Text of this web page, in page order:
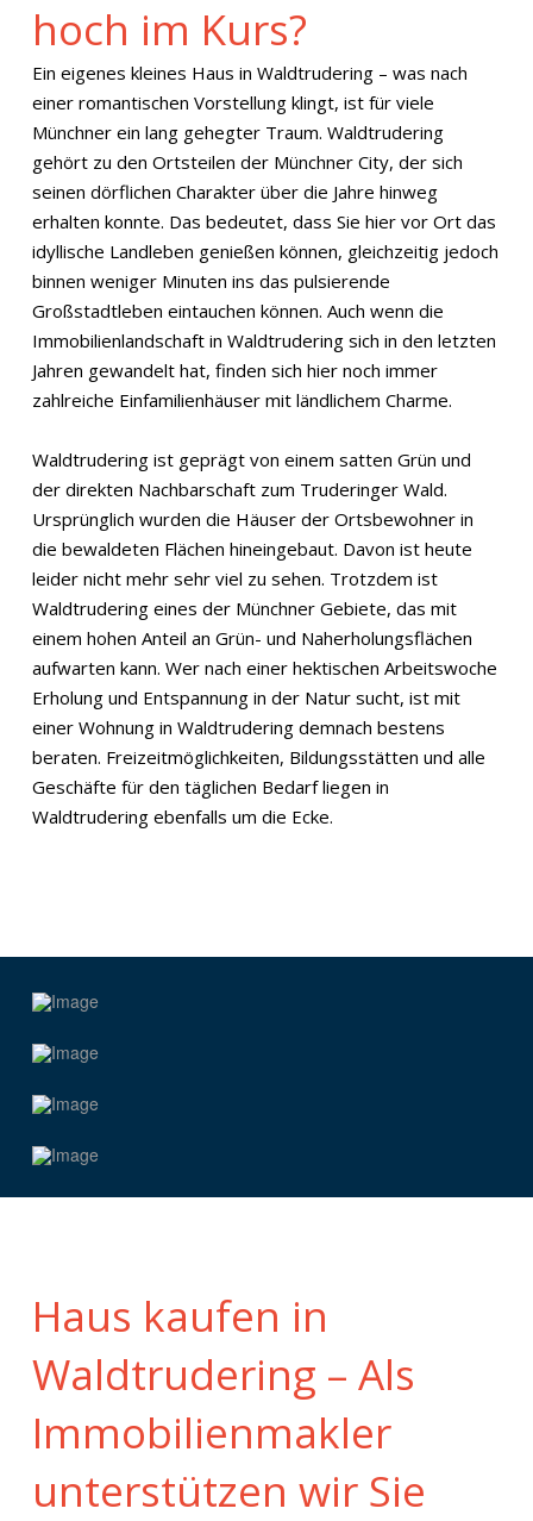
hoch im Kurs?
Ein eigenes kleines Haus in Waldtrudering – was nach
einer romantischen Vorstellung klingt, ist für viele
Münchner ein lang gehegter Traum. Waldtrudering
gehört zu den Ortsteilen der Münchner City, der sich
seinen dörflichen Charakter über die Jahre hinweg
erhalten konnte. Das bedeutet, dass Sie hier vor Ort das
idyllische Landleben genießen können, gleichzeitig jedoch
binnen weniger Minuten ins das pulsierende
Großstadtleben eintauchen können. Auch wenn die
Immobilienlandschaft in Waldtrudering sich in den letzten
Jahren gewandelt hat, finden sich hier noch immer
zahlreiche Einfamilienhäuser mit ländlichem Charme.
Waldtrudering ist geprägt von einem satten Grün und
der direkten Nachbarschaft zum Truderinger Wald.
Ursprünglich wurden die Häuser der Ortsbewohner in
die bewaldeten Flächen hineingebaut. Davon ist heute
leider nicht mehr sehr viel zu sehen. Trotzdem ist
Waldtrudering eines der Münchner Gebiete, das mit
einem hohen Anteil an Grün- und Naherholungsflächen
aufwarten kann. Wer nach einer hektischen Arbeitswoche
Erholung und Entspannung in der Natur sucht, ist mit
einer Wohnung in Waldtrudering demnach bestens
beraten. Freizeitmöglichkeiten, Bildungsstätten und alle
Geschäfte für den täglichen Bedarf liegen in
Waldtrudering ebenfalls um die Ecke.
Haus kaufen in
Waldtrudering – Als
Immobilienmakler
unterstützen wir Sie